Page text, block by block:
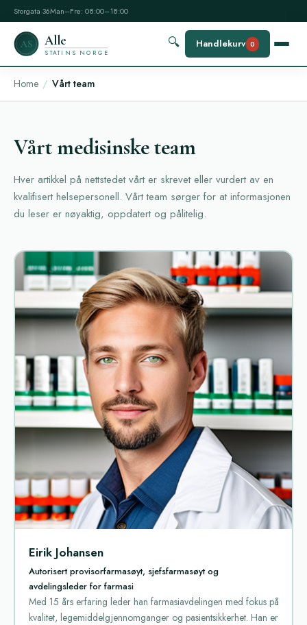
Storgata 36Man–Fre: 08:00–18:00
AS Alle
STATINS NORGE
🔍 Handlekurv 0
Home Vårt team
Vårt medisinske team
Hver artikkel på nettstedet vårt er skrevet eller vurdert av en
kvalifisert helsepersonell. Vårt team sørger for at informasjonen
du leser er nøyaktig, oppdatert og pålitelig.
Eirik Johansen
Autorisert provisorfarmasøyt, sjefsfarmasøyt og
avdelingsleder for farmasi
Med 15 års erfaring leder han farmasiavdelingen med fokus på
kvalitet, legemiddelgjennomganger og pasientsikkerhet. Han er